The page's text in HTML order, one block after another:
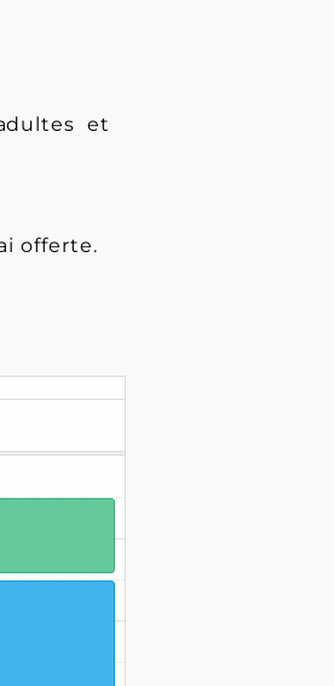
et
offerte.